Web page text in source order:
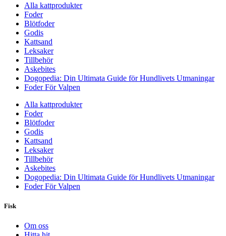
Alla kattprodukter
Foder
Blötfoder
Godis
Kattsand
Leksaker
Tillbehör
Askebites
Dogopedia: Din Ultimata Guide för Hundlivets Utmaningar
Foder För Valpen
Alla kattprodukter
Foder
Blötfoder
Godis
Kattsand
Leksaker
Tillbehör
Askebites
Dogopedia: Din Ultimata Guide för Hundlivets Utmaningar
Foder För Valpen
Fisk
Om oss